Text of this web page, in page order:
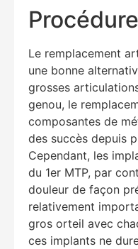
Procédure
Le remplacement
une bonne
grosses
genou, le
composantes de
des succès depuis
Cependant, les
du 1er MTP, par
douleur de façon
relativement
gros orteil avec
ces implants ne